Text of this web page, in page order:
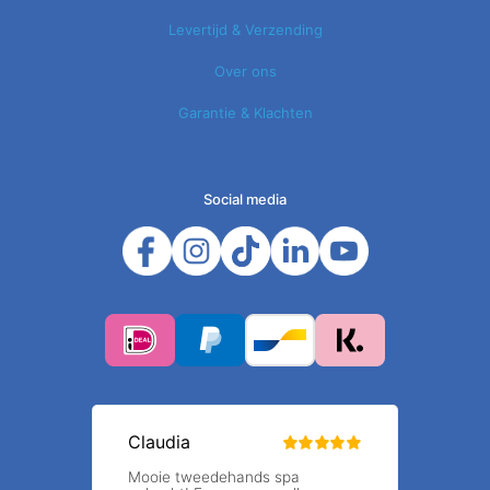
Levertijd & Verzending
Over ons
Garantie & Klachten
Social media